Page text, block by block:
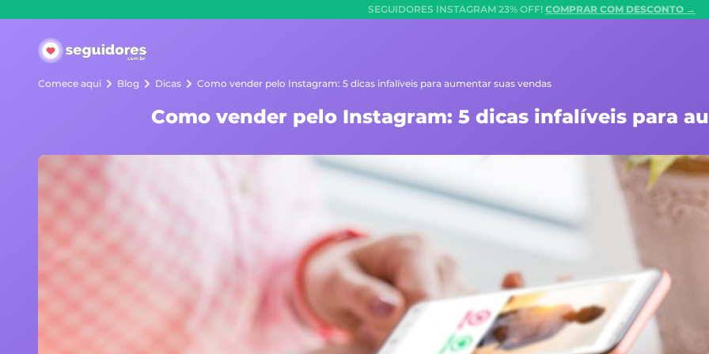
SEGUIDORES INSTAGRAM 23% OFF! COMPRAR COM DESCONTO →
Seguidores.com.br
Comece aqui Blog Dicas Como vender pelo Instagram: 5 dicas infalíveis para aumentar suas vendas
Como vender pelo Instagram: 5 dicas infalíveis para